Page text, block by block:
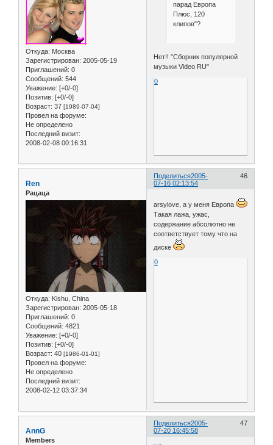
Откуда: Москва
Зарегистрирован: 2005-05-19
Приглашений: 0
Сообщений: 544
Уважение: [+0/-0]
Позитив: [+0/-0]
Возраст: 37 [1989-07-04]
Провел на форуме:
Не определено
Последний визит:
2008-02-08 00:16:31
парад Европа
Плюс, 120
клипов"?
Нет!! "Сборник популярной
музыки Video RU"
0
Поделиться 46
2005-
07-16 02:13:54
Ren
Рацаца
Откуда: Kishu, China
Зарегистрирован: 2005-05-18
Приглашений: 0
Сообщений: 4821
Уважение: [+0/-0]
Позитив: [+0/-0]
Возраст: 40 [1986-01-01]
Провел на форуме:
Не определено
Последний визит:
2008-02-12 03:37:34
arsylove, а у меня Европа
Такая лажа, ужас,
содержание абсолютно не
соответствует тому что на
диске
0
Поделиться 47
2005-
07-20 16:45:58
AnnG
Members